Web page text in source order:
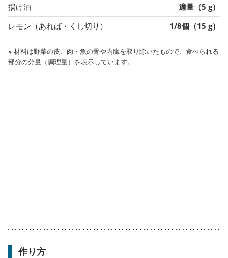
揚げ油
適量（5 g）
レモン（あれば・くし切り）
1/8個（15 g）
※ 材料は野菜の皮、肉・魚の骨や内臓を取り除いたもので、食べられる
部分の分量（調理量）を表示しています。
作り方